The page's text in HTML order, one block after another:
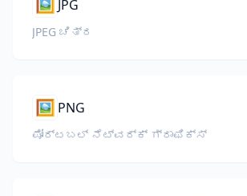
🖼️ JPG
JPEG ಚಿತ್ರ
🖼️ PNG
ಪೋರ್ಟಬಲ್ ನೆಟ್‌ವರ್ಕ್ ಗ್ರಾಫಿಕ್ಸ್